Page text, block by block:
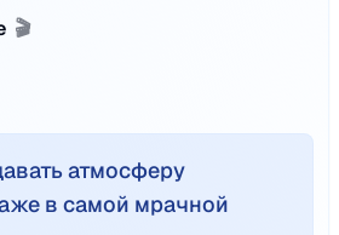
🎬
атмосферу
в самой мрачной